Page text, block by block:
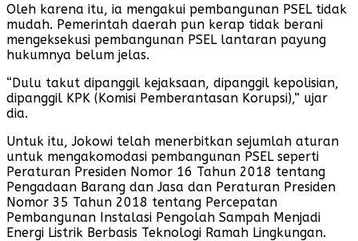
Oleh karena itu, ia mengakui pembangunan PSEL tidak
mudah. Pemerintah daerah pun kerap tidak berani
mengeksekusi pembangunan PSEL lantaran payung
hukumnya belum jelas.
“Dulu takut dipanggil kejaksaan, dipanggil kepolisian,
dipanggil KPK (Komisi Pemberantasan Korupsi),” ujar
dia.
Untuk itu, Jokowi telah menerbitkan sejumlah aturan
untuk mengakomodasi pembangunan PSEL seperti
Peraturan Presiden Nomor 16 Tahun 2018 tentang
Pengadaan Barang dan Jasa dan Peraturan Presiden
Nomor 35 Tahun 2018 tentang Percepatan
Pembangunan Instalasi Pengolah Sampah Menjadi
Energi Listrik Berbasis Teknologi Ramah Lingkungan.